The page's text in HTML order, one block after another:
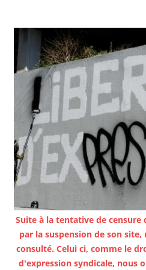
Suite à la tentative de censure
par la suspension de son site,
consulté. Celui ci, comme le
d'expression syndicale, nous